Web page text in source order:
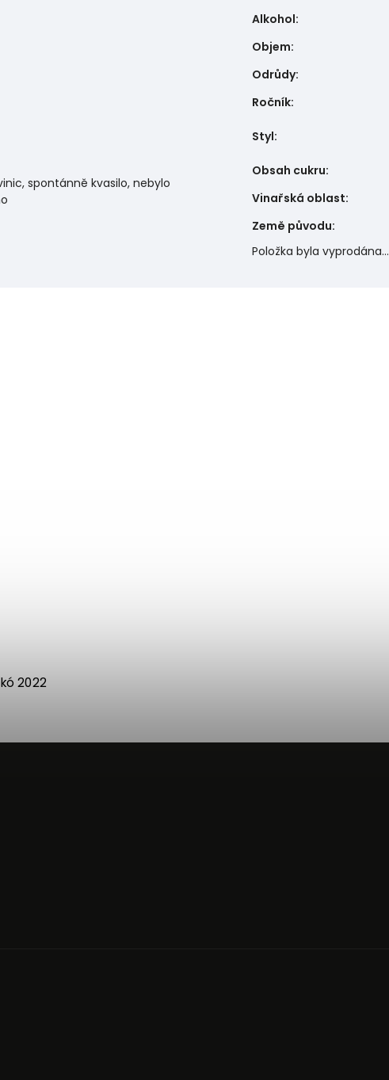
spontánně kvasilo, nebylo
Alkohol:
Objem:
Odrůdy:
Ročník:
Styl:
Obsah cukru:
Vinařská oblast:
Země původu:
Položka byla vyprodána…
2022